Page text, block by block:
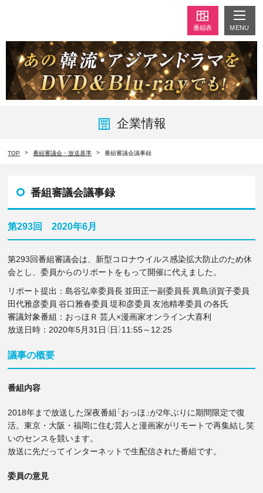
番組表 MENU
企業情報
TOP 番組審議会・放送基準 番組審議会議事録
番組審議会議事録
第293回 2020年6月
第293回番組審議会は、新型コロナウイルス感染拡大防止のため休
会とし、委員からのリポートをもって開催に代えました。
リポート提出：島谷弘幸委員長 並田正一副委員長 異島須賀子委員
田代雅彦委員 谷口雅春委員 堤和彦委員 友池精孝委員 の各氏
審議対象番組：おっほＲ 芸人×漫画家オンライン大喜利
放送日時：2020年5月31日（日）11:55～12:25
議事の概要
番組内容
2018年まで放送した深夜番組「おっほ」が2年ぶりに期間限定で復
活。東京・大阪・福岡に住む芸人と漫画家がリモートで再集結し笑
いのセンスを競います。
放送に先だってインターネットで生配信された番組です。
委員の意見